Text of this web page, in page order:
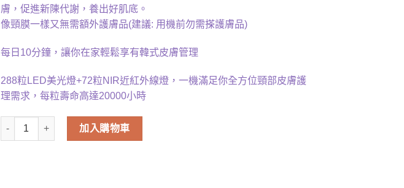
膚，促進新陳代謝，養出好肌底。
像頸膜一樣又無需額外護膚品(建議: 用機前勿需搽護膚品)
每日10分鐘，讓你在家輕鬆享有韓式皮膚管理
288粒LED美光燈+72粒NIR近紅外線燈，一機滿足你全方位頸部皮膚護
理需求，每粒壽命高達20000小時
加入購物車